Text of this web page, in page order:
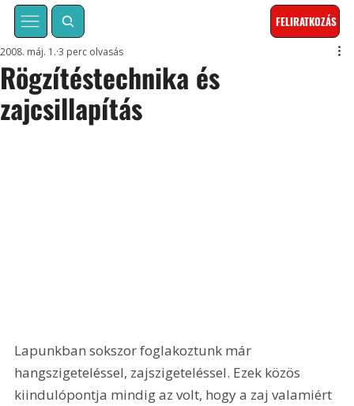
FELIRATKOZÁS
Rögzítéstechnika és
zajcsillapítás
2008. máj. 1. 3 perc olvasás
Lapunkban sokszor foglakoztunk már
hangszigeteléssel, zajszigeteléssel. Ezek közös
kiindulópontja mindig az volt, hogy a zaj valamiért